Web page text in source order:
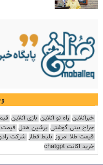
خبرآنلاین راه نو آنلاین بازی آنلاین
جراح بینی گوشتی پرشین هتل قیمت
قیمت طلا امروز بلیط قطار شرکت
خرید اکانت chatgpt